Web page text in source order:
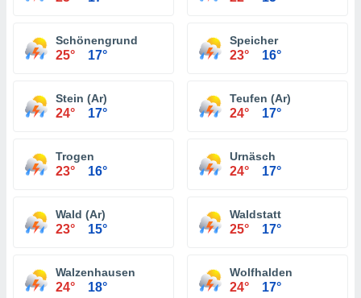
Schönengrund
25° 17°
Speicher
23° 16°
Stein (Ar)
24° 17°
Teufen (Ar)
24° 17°
Trogen
23° 16°
Urnäsch
24° 17°
Wald (Ar)
23° 15°
Waldstatt
25° 17°
Walzenhausen
24° 18°
Wolfhalden
24° 17°